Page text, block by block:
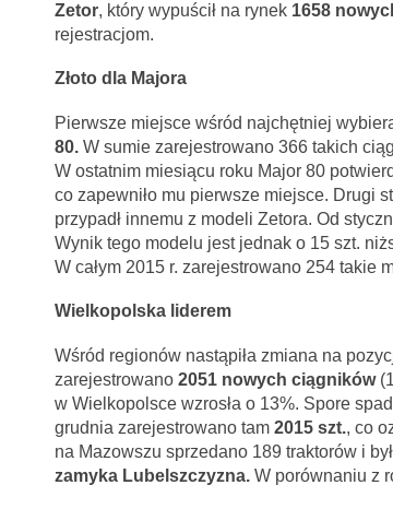
Zetor, który wypuścił na rynek 1658
rejestracjom.
Złoto dla Majora
Pierwsze miejsce wśród najchętniej
80.W sumie zarejestrowano 366 takich
W ostatnim miesiącu roku Major 80
co zapewniło mu pierwsze miejsce. Drugi
przypadł innemu z modeli Zetora. Od
Wynik tego modelu jest jednak o 15 szt.
W całym 2015 r. zarejestrowano 254 takie
Wielkopolska liderem
Wśród regionów nastąpiła zmiana na
zarejestrowano2051 nowych ciągników
w Wielkopolsce wzrosła o 13%. Spore
grudnia zarejestrowano tam 2015 szt., co
na Mazowszu sprzedano 189 traktorów i
zamyka Lubelszczyzna.W porównaniu z